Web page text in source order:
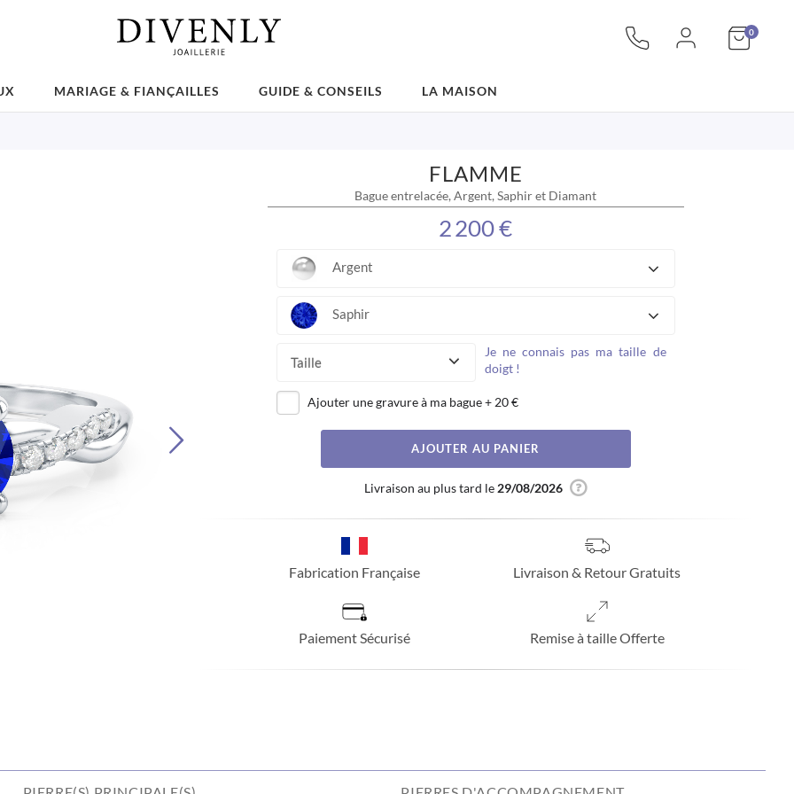
Mon
0articles
MARIAGE & FIANÇAILLES GUIDE & CONSEILS LA MAISON
FLAMME
Bague entrelacée, Argent, Saphir et Diamant
2 200 €
Argent
Saphir
Taille
Je ne connais pas ma taille de
doigt !
Ajouter une gravure à ma bague+ 20 €
AJOUTER AU PANIER
Livraison au plus tard le 29/08/2026
Fabrication Française Livraison & Retour Gratuits
Paiement Sécurisé Remise à taille Offerte